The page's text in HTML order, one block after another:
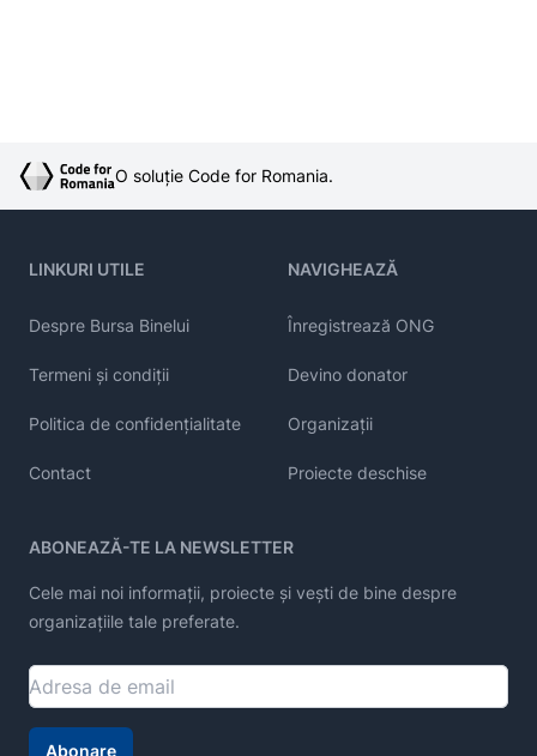
O soluție Code for Romania.
LINKURI UTILE
Despre Bursa Binelui
Termeni și condiții
Politica de confidențialitate
Contact
NAVIGHEAZĂ
Înregistrează ONG
Devino donator
Organizații
Proiecte deschise
ABONEAZĂ-TE LA NEWSLETTER
Cele mai noi informații, proiecte și vești de bine despre
organizațiile tale preferate.
Abonare